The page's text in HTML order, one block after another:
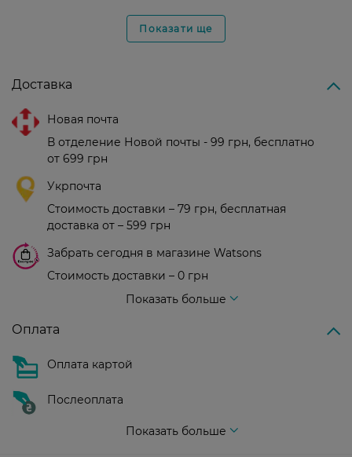
Показати ще
Доставка
Новая почта
В отделение Новой почты - 99 грн, бесплатно
от 699 грн
Укрпочта
Стоимость доставки – 79 грн, бесплатная
доставка от – 599 грн
Забрать сегодня в магазине Watsons
Стоимость доставки – 0 грн
Показать больше
Оплата
Оплата картой
Послеоплата
Показать больше